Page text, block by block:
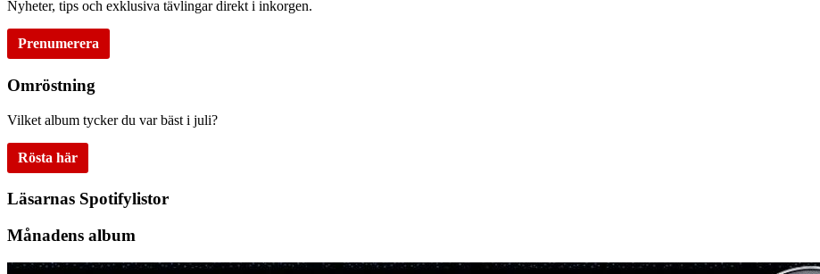
Nyheter, tips och exklusiva tävlingar direkt i inkorgen.
Prenumerera
Omröstning
Vilket album tycker du var bäst i juli?
Rösta här
Läsarnas Spotifylistor
Månadens album